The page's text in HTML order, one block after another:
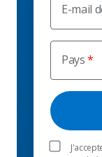
E-mail
Pays